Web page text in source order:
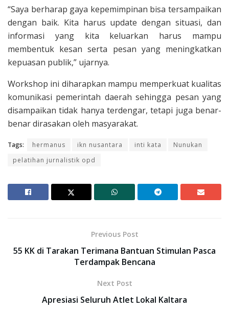
“Saya berharap gaya kepemimpinan bisa tersampaikan
dengan baik. Kita harus update dengan situasi, dan
informasi yang kita keluarkan harus mampu
membentuk kesan serta pesan yang meningkatkan
kepuasan publik,” ujarnya.
Workshop ini diharapkan mampu memperkuat kualitas
komunikasi pemerintah daerah sehingga pesan yang
disampaikan tidak hanya terdengar, tetapi juga benar-
benar dirasakan oleh masyarakat.
Tags: hermanus ikn nusantara inti kata
Nunukan
pelatihan jurnalistik opd
Previous Post
55 KK di Tarakan Terimana Bantuan Stimulan Pasca
Terdampak Bencana
Next Post
Apresiasi Seluruh Atlet Lokal Kaltara